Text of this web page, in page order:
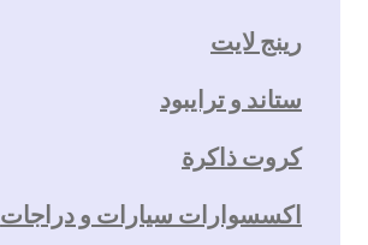
رينج لايت
ستاند و ترايبود
كروت ذاكرة
اكسسوارات سيارات و دراجات